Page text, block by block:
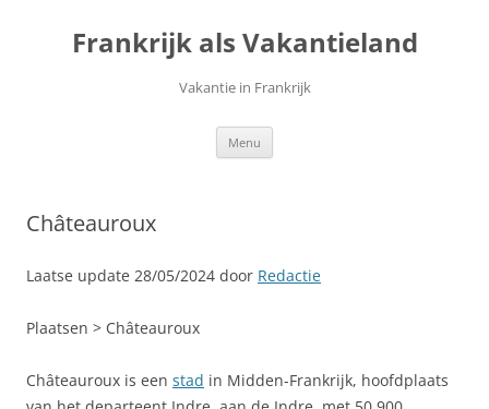
inhoudFrankrijk als Vakantieland
Vakantie in Frankrijk
Menu
Châteauroux
Laatse update 28/05/2024 door Redactie
Plaatsen > Châteauroux
Châteauroux is een stad in Midden-Frankrijk, hoofdplaats